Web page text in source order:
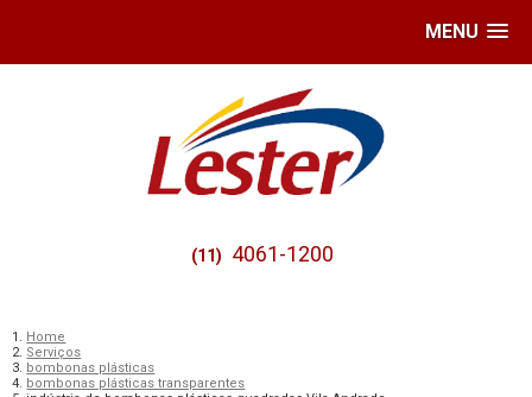
MENU
(11) 4061-1200
Home
Serviços
bombonas plásticas
bombonas plásticas transparentes